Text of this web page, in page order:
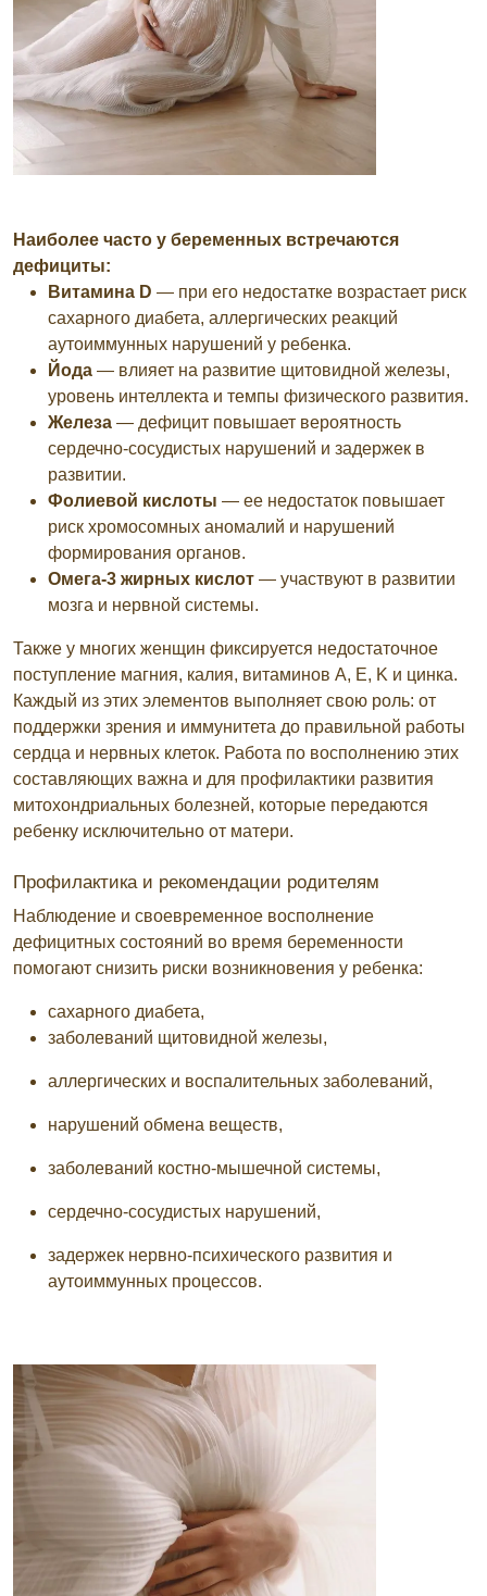
Наиболее часто у беременных встречаются
дефициты:
Витамина D — при его недостатке возрастает риск
сахарного диабета, аллергических реакций
аутоиммунных нарушений у ребенка.
Йода — влияет на развитие щитовидной железы,
уровень интеллекта и темпы физического развития.
Железа — дефицит повышает вероятность
сердечно-сосудистых нарушений и задержек в
развитии.
Фолиевой кислоты — ее недостаток повышает
риск хромосомных аномалий и нарушений
формирования органов.
Омега-3 жирных кислот — участвуют в развитии
мозга и нервной системы.
Также у многих женщин фиксируется недостаточное
поступление магния, калия, витаминов A, E, K и цинка.
Каждый из этих элементов выполняет свою роль: от
поддержки зрения и иммунитета до правильной работы
сердца и нервных клеток. Работа по восполнению этих
составляющих важна и для профилактики развития
митохондриальных болезней, которые передаются
ребенку исключительно от матери.
Профилактика и рекомендации родителям
Наблюдение и своевременное восполнение
дефицитных состояний во время беременности
помогают снизить риски возникновения у ребенка:
сахарного диабета,
заболеваний щитовидной железы,
аллергических и воспалительных заболеваний,
нарушений обмена веществ,
заболеваний костно-мышечной системы,
сердечно-сосудистых нарушений,
задержек нервно-психического развития и
аутоиммунных процессов.